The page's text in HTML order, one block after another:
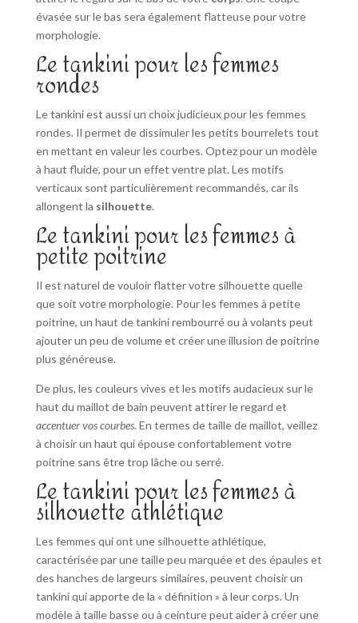
évasée sur le bas sera également flatteuse pour votre
morphologie.
Le tankini pour les femmes
rondes
Le tankini est aussi un choix judicieux pour les femmes
rondes. Il permet de dissimuler les petits bourrelets tout
en mettant en valeur les courbes. Optez pour un modèle
à haut fluide, pour un effet ventre plat. Les motifs
verticaux sont particulièrement recommandés, car ils
allongent la silhouette.
Le tankini pour les femmes à
petite poitrine
Il est naturel de vouloir flatter votre silhouette quelle
que soit votre morphologie. Pour les femmes à petite
poitrine, un haut de tankini rembourré ou à volants peut
ajouter un peu de volume et créer une illusion de poitrine
plus généreuse.
De plus, les couleurs vives et les motifs audacieux sur le
haut du maillot de bain peuvent attirer le regard et
accentuer vos courbes. En termes de taille de maillot, veillez
à choisir un haut qui épouse confortablement votre
poitrine sans être trop lâche ou serré.
Le tankini pour les femmes à
silhouette athlétique
Les femmes qui ont une silhouette athlétique,
caractérisée par une taille peu marquée et des épaules et
des hanches de largeurs similaires, peuvent choisir un
tankini qui apporte de la « définition » à leur corps. Un
modèle à taille basse ou à ceinture peut aider à créer une